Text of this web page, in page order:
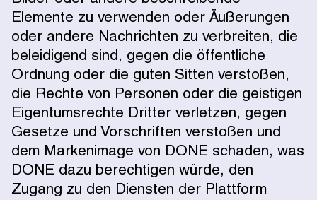
Elemente zu verwenden oder Äußerungen
oder andere Nachrichten zu verbreiten, die
beleidigend sind, gegen die öffentliche
Ordnung oder die guten Sitten verstoßen,
die Rechte von Personen oder die geistigen
Eigentumsrechte Dritter verletzen, gegen
Gesetze und Vorschriften verstoßen und
dem Markenimage von DONE schaden, was
DONE dazu berechtigen würde, den
Zugang zu den Diensten der Plattform